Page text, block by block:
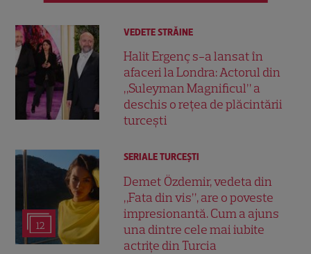
VEDETE STRĂINE
Halit Ergenç s-a lansat în
afaceri la Londra: Actorul din
„Suleyman Magnificul” a
deschis o rețea de plăcintării
turcești
12
SERIALE TURCEŞTI
Demet Özdemir, vedeta din
„Fata din vis”, are o poveste
impresionantă. Cum a ajuns
una dintre cele mai iubite
actrițe din Turcia